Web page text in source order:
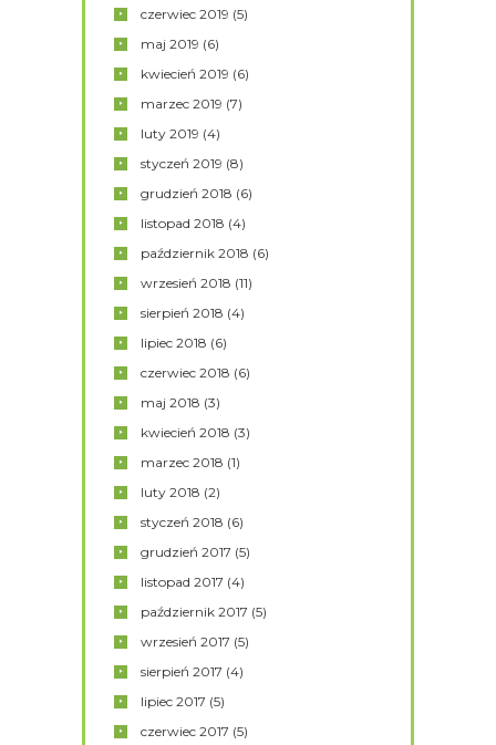
czerwiec2019 (5)
maj2019 (6)
kwiecień2019 (6)
marzec2019 (7)
luty2019 (4)
styczeń2019 (8)
grudzień2018 (6)
listopad2018 (4)
październik2018 (6)
wrzesień2018 (11)
sierpień2018 (4)
lipiec2018 (6)
czerwiec2018 (6)
maj2018 (3)
kwiecień2018 (3)
marzec2018 (1)
luty2018 (2)
styczeń2018 (6)
grudzień2017 (5)
listopad2017 (4)
październik2017 (5)
wrzesień2017 (5)
sierpień2017 (4)
lipiec2017 (5)
czerwiec2017 (5)